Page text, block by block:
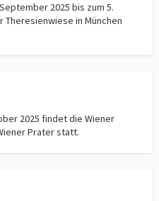
2025 bis zum 5.
in München
2025 findet die Wiener
Prater statt.